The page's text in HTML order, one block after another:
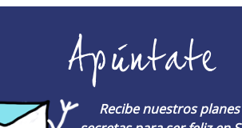
Apúntate
Recibe nuestros